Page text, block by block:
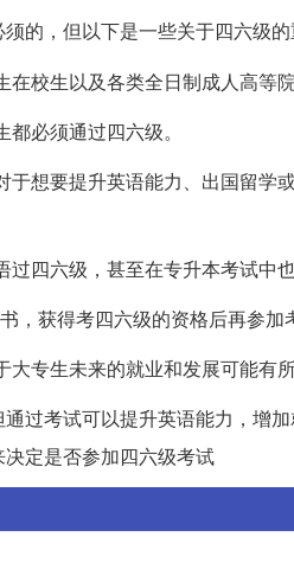
的，但以下是一些关于四六级的
校生以及各类全日制成人高等
必须通过四六级。
想要提升英语能力、出国留学
四六级，甚至在专升本考试中
获得考四六级的资格后再参加
专生未来的就业和发展可能有所
过考试可以提升英语能力，增
定是否参加四六级考试